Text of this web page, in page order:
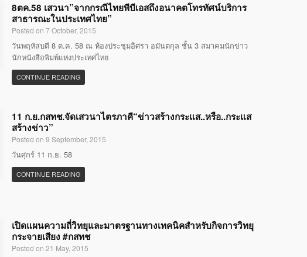
8ตค.58 เสวนา”จากกรณีไทยพีบีเอสถึงอนาคตโทรทัศน์บริการ
สาธารณะในประเทศไทย”
Posted on 7 October, 2015
วันพฤหัสบดี 8 ต.ค. 58 ณ ห้องประชุมอิศรา อมันตกุล ชั้น 3 สมาคมนักข่าว
นักหนังสือพิมพ์แห่งประเทศไทย
CONTINUE READING
11 ก.ย.กสทช.จัดเสวนาไตรภาคี“ข่าวสร้างกระแส..หรือ..กระแส
สร้างข่าว”
Posted on 9 September, 2015
วันศุกร์ 11 ก.ย. 58
CONTINUE READING
เปิดแผนความถี่วิทยุและมาตรฐานทางเทคนิคสำหรับกิจการวิทยุ
กระจายเสียง #กสทช
Posted on 21 May, 2015